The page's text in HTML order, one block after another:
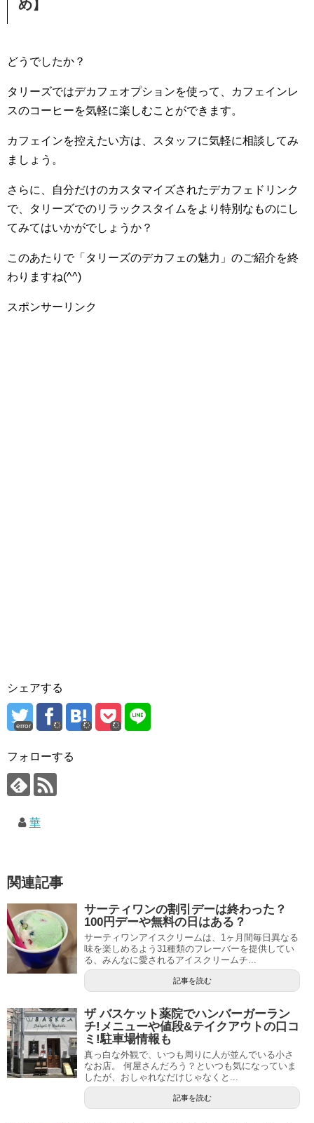
め】
どうでしたか？
タリーズではデカフェオプションを使って、カフェインレ
スのコーヒーを気軽に楽しむことができます。
カフェインを控えたい方は、スタッフに気軽に相談してみ
ましょう。
さらに、自分だけのカスタマイズされたデカフェドリンク
で、タリーズでのリラックスタイムをより特別なものにし
てみてはいかがでしょうか？
このあたりで「タリーズのデカフェの魅力」のご紹介を終
わりますね(^^)
スポンサーリンク
シェアする
error
フォローする
華
関連記事
サーティワンの割引デーは終わった？
100円デーや無料の日はある？
サーティワンアイスクリームは、1ヶ月間毎日異なる
味を楽しめるよう31種類のフレーバーを提供してい
る、みんなに愛されるアイスクリームチ...
記事を読む
ザ バスケット薬院でハンバーガーラン
チ!メニューや値段&テイクアウトの口コ
ミ!駐車場情報も
真っ白な外観で、いつも周りに人が並んでいる小さ
なお店。 何屋さんだろう？といつも気になっていま
したが、おしゃれなだけじゃなくと...
記事を読む